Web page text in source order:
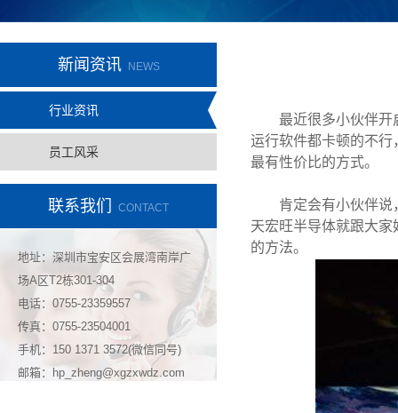
新闻资讯 NEWS
行业资讯
员工风采
联系我们 CONTACT
地址：深圳市宝安区会展湾南岸广
场A区T2栋301-304
电话：0755-23359557
传真：0755-23504001
手机：150 1371 3572(微信同号)
邮箱：hp_zheng@xgzxwdz.com
最近很多小伙伴开
运行软件都卡顿的不
最有性价比的方式。
肯定会有小伙伴
天宏旺半导体就跟大
的方法。